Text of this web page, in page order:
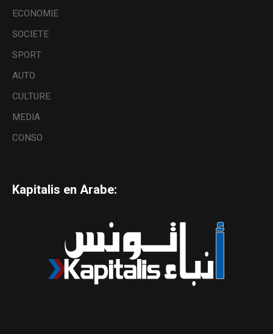
ECONOMIE
SOCIETE
SPORT
AUTO
CULTURE
MEDIA
CONSO
Kapitalis en Arabe: